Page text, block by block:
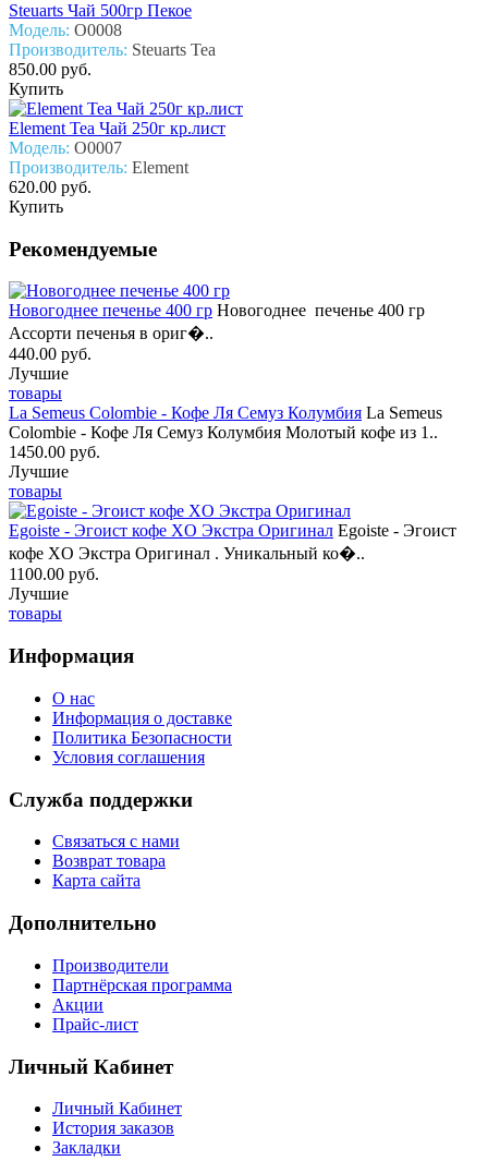
Steuarts Чай 500гр Пекое
Модель: О0008
Производитель: Steuarts Tea
850.00 руб.
Купить
Element Tea Чай 250г кр.лист
Модель: О0007
Производитель: Element
620.00 руб.
Купить
Рекомендуемые
Новогоднее печенье 400 гр Новогоднее печенье 400 гр
Ассорти печенья в ориг�..
440.00 руб.
Лучшие
товары
La Semeus Colombie - Кофе Ля Семуз Колумбия La Semeus
Colombie - Кофе Ля Семуз Колумбия Молотый кофе из 1..
1450.00 руб.
Лучшие
товары
Egoiste - Эгоист кофе XO Экстра Оригинал Egoiste - Эгоист
кофе XO Экстра Оригинал . Уникальный ко�..
1100.00 руб.
Лучшие
товары
Информация
О нас
Информация о доставке
Политика Безопасности
Условия соглашения
Служба поддержки
Связаться с нами
Возврат товара
Карта сайта
Дополнительно
Производители
Партнёрская программа
Акции
Прайс-лист
Личный Кабинет
Личный Кабинет
История заказов
Закладки